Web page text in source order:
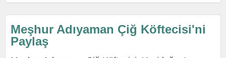
Meşhur Adıyaman Çiğ Köftecisi'ni
Paylaş